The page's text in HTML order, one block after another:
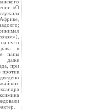
«О
пути
в
папы
даже
при
против